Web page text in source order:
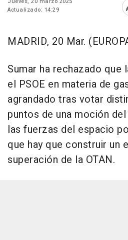
Actualizado: 14:29
MADRID, 20 Mar.
Sumar ha rechazado que
el PSOE en materia de
agrandado tras votar
puntos de una moción
las fuerzas del espacio
que hay que construir un
superación de la OTAN.